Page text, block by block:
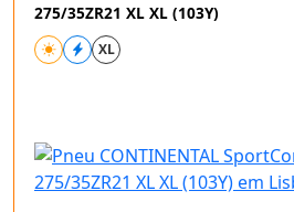
275/35ZR21 XL XL (103Y)
XL